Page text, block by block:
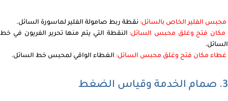
محبس الفلير الخاص بالسائل: نقطة ربط صامولة الفلير لماسورة السائل.
مكان فتح وغلق محبس السائل: النقطة التي يتم منها تحرير الفريون في خط
السائل.
غطاء مكان فتح وغلق محبس السائل: الغطاء الواقي لمحبس خط السائل.
3. صمام الخدمة وقياس الضغط